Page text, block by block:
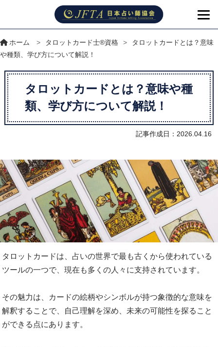
ホーム > タロットカード士®資格 >
タロットカードとは？意味
や種類、学び方について解説！
タロットカードとは？意味や種
類、学び方について解説！
記事作成日：2026.04.16
タロットカードは、占いの世界で最も古くから使われている
ツールの一つで、現在も多くの人々に支持されています。
その魅力は、カードの絵柄やシンボルが持つ象徴的な意味を
解釈することで、自己理解を深め、未来の可能性を探ること
ができる点にあります。